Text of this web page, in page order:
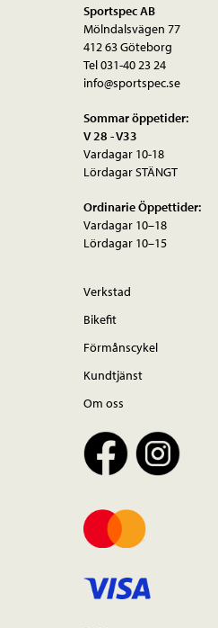
Sportspec AB
Mölndalsvägen 77
412 63 Göteborg
Tel 031-40 23 24
info@sportspec.se
Sommar öppetider:
V 28 - V33
Vardagar 10-18
Lördagar STÄNGT
Ordinarie Öppettider:
Vardagar 10–18
Lördagar 10–15
Verkstad
Bikefit
Förmånscykel
Kundtjänst
Om oss